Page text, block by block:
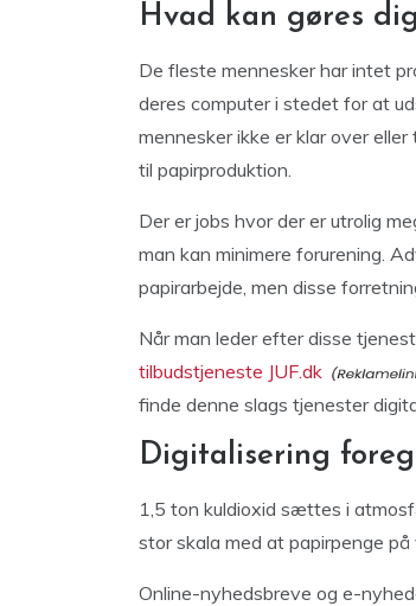
Hvad kan gøres
De fleste mennesker har intet
deres computer i stedet for at
mennesker ikke er klar over
til papirproduktion.
Der er jobs hvor der er utrolig
man kan minimere forurening.
papirarbejde, men disse
Når man leder efter disse
tilbudstjeneste JUF.dk
finde denne slags tjenester
Digitalisering
1,5 ton kuldioxid sættes i
stor skala med at papirpenge
Online-nyhedsbreve og e-